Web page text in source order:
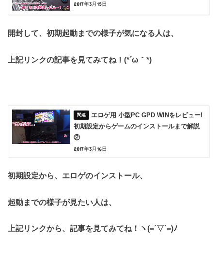
2017年3月15日
開封して、初期起動までの様子が気になる人は、
上記リンクの記事を見てみてね！(*´ω｀*)
エロゲ用 小型PC GPD WINをレビュー!
初期設定からゲームのインストールまで解説
②
2017年3月16日
初期設定から、エロゲのインストール、
起動までの様子が見たい人は、
上記リンクから、記事を見てみてね！ヽ(=´▽`=)ﾉ